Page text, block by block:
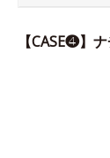
【CASE❹】